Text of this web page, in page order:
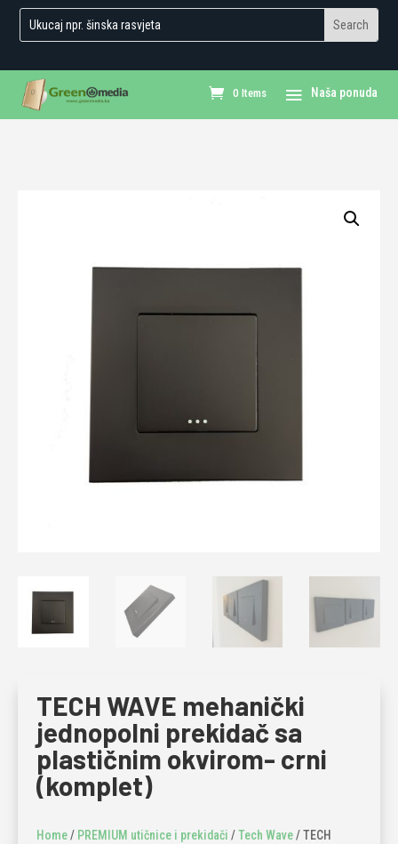
0 Items
TECH WAVE mehanički
jednopolni prekidač sa
plastičnim okvirom- crni
(komplet)
Home/ PREMIUM utičnice i prekidači /Tech Wave/ TECH